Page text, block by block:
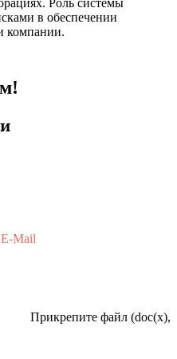
Роль системы
в обеспечении
компании.
Mail
Прикрепите файл (doc(x),